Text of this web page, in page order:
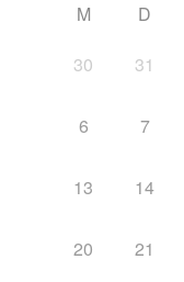
M D
30
31
6 7
13 14
20 21